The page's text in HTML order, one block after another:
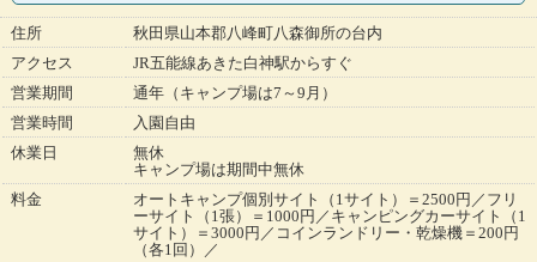
住所
秋田県山本郡八峰町八森御所の台内
アクセス
JR五能線あきた白神駅からすぐ
営業期間
通年（キャンプ場は7～9月）
営業時間
入園自由
休業日
無休
キャンプ場は期間中無休
料金
オートキャンプ個別サイト（1サイト）＝2500円／フリ
ーサイト（1張）＝1000円／キャンピングカーサイト（1
サイト）＝3000円／コインランドリー・乾燥機＝200円
（各1回）／